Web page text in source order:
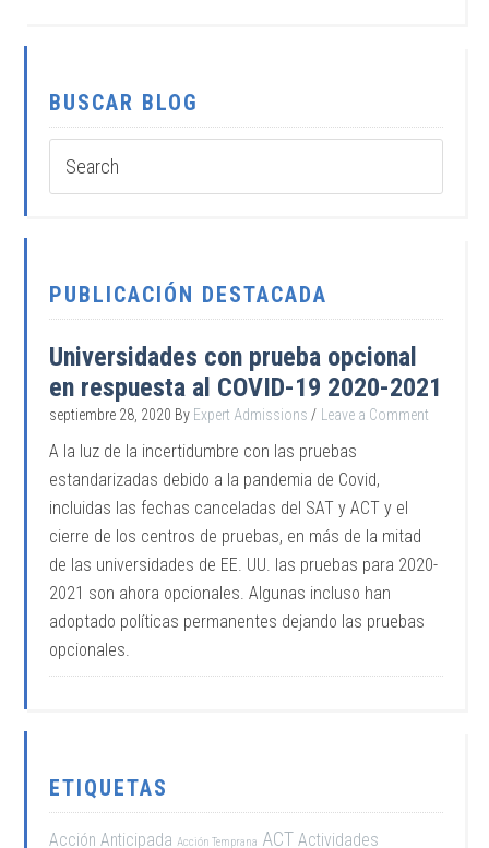
BUSCAR BLOG
PUBLICACIÓN DESTACADA
Universidades con prueba opcional
en respuesta al COVID-19 2020-2021
septiembre 28, 2020 By Expert Admissions Leave a Comment
A la luz de la incertidumbre con las pruebas
estandarizadas debido a la pandemia de Covid,
incluidas las fechas canceladas del SAT y ACT y el
cierre de los centros de pruebas, en más de la mitad
de las universidades de EE. UU. las pruebas para 2020-
2021 son ahora opcionales. Algunas incluso han
adoptado políticas permanentes dejando las pruebas
opcionales.
ETIQUETAS
Acción Anticipada Acción Temprana ACT Actividades